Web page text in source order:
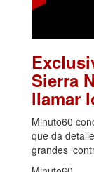
Sierra
llamar
Minuto60
que da
grandes